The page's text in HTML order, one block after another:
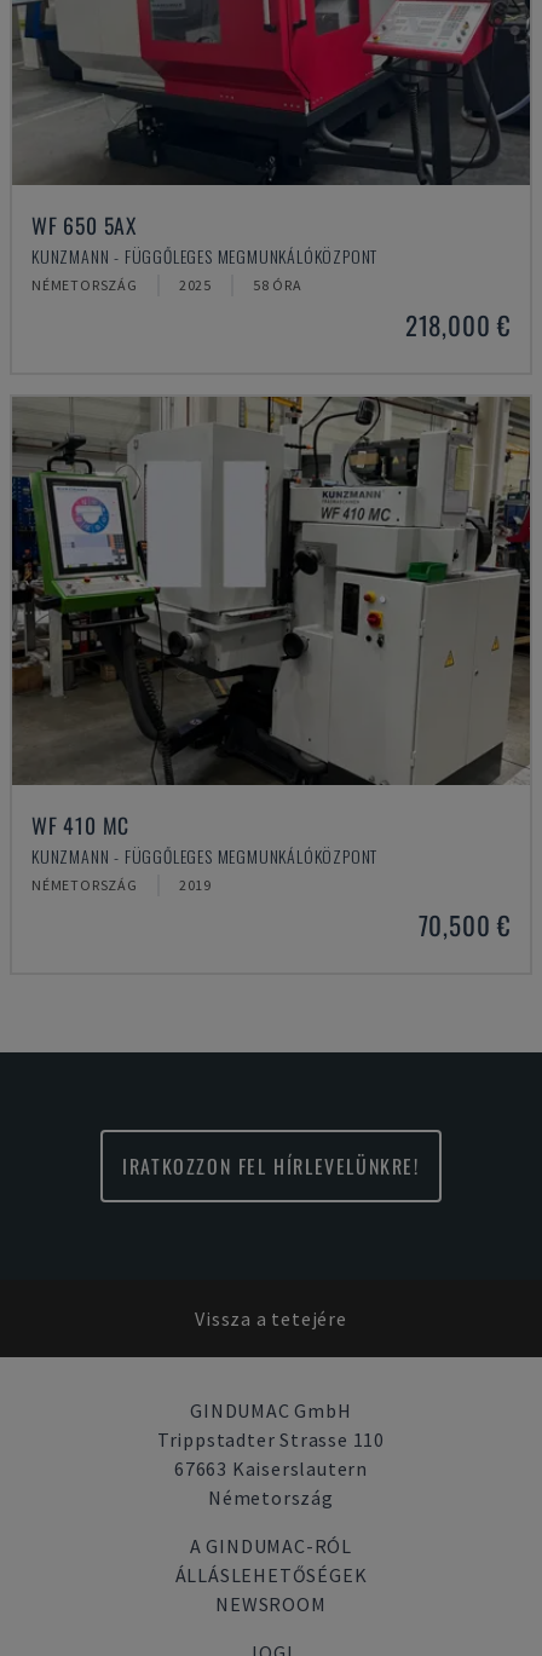
WF 650 5AX
KUNZMANN - FÜGGŐLEGES MEGMUNKÁLÓKÖZPONT
NÉMETORSZÁG 2025 58 ÓRA
218,000 €
WF 410 MC
KUNZMANN - FÜGGŐLEGES MEGMUNKÁLÓKÖZPONT
NÉMETORSZÁG 2019
70,500 €
IRATKOZZON FEL HÍRLEVELÜNKRE!
Vissza a tetejére
GINDUMAC GmbH
Trippstadter Strasse 110
67663 Kaiserslautern
Németország
A GINDUMAC-RÓL
ÁLLÁSLEHETŐSÉGEK
NEWSROOM